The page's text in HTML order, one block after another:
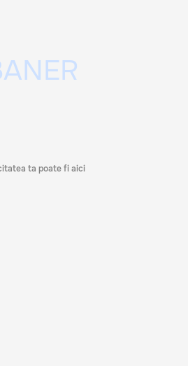
ta poate fi aici